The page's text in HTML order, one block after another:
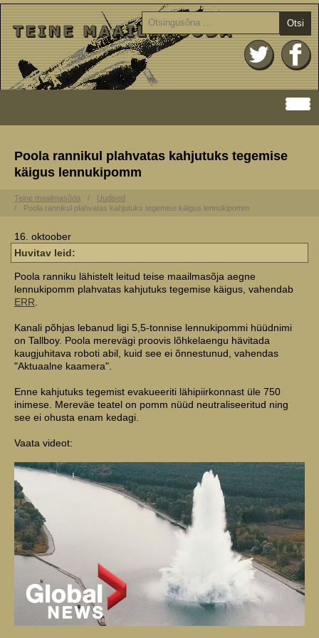
Otsi
Poola rannikul plahvatas kahjutuks tegemise
käigus lennukipomm
Teine maailmasõda
Uudised
Poola rannikul plahvatas kahjutuks tegemise käigus lennukipomm
16. oktoober
Huvitav leid:
Poola ranniku lähistelt leitud teise maailmasõja aegne
lennukipomm plahvatas kahjutuks tegemise käigus, vahendab
ERR
Kanali põhjas lebanud ligi 5,5-tonnise lennukipommi hüüdnimi
on Tallboy. Poola merevägi proovis lõhkelaengu hävitada
kaugjuhitava roboti abil, kuid see ei õnnestunud, vahendas
"Aktuaalne kaamera".
Enne kahjutuks tegemist evakueeriti lähipiirkonnast üle 750
inimese. Mereväe teatel on pomm nüüd neutraliseeritud ning
see ei ohusta enam kedagi.
Vaata videot: